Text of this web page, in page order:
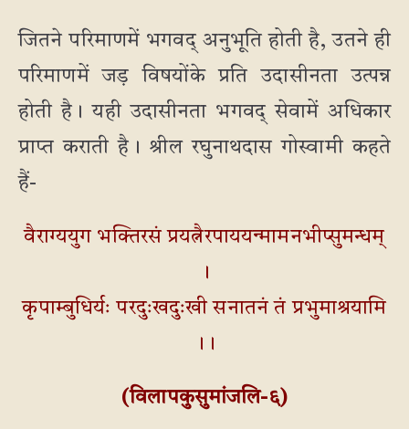
जितने परिमाणमें भगवद् अनुभूति होती है, उतने ही
परिमाणमें जड़ विषयोंके प्रति उदासीनता उत्पन्न
होती है। यही उदासीनता भगवद् सेवामें अधिकार
प्राप्त कराती है। श्रील रघुनाथदास गोस्वामी कहते
हैं-
वैराग्ययुग भक्तिरसं प्रयत्नैरपाययन्मामनभीप्सुमन्धम्
।
कृपाम्बुधिर्यः परदुःखदुःखी सनातनं तं प्रभुमाश्रयामि
।।
(विलापकुसुमांजलि-६)